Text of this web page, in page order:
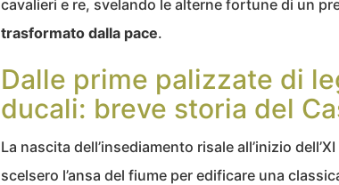
cavalieri e re, svelando le alterne fortune di un
trasformato dalla pace.
Dalle prime palizzate di
ducali: breve storia del
La nascita dell’insediamento risale all’inizio
scelsero l’ansa del fiume per edificare una